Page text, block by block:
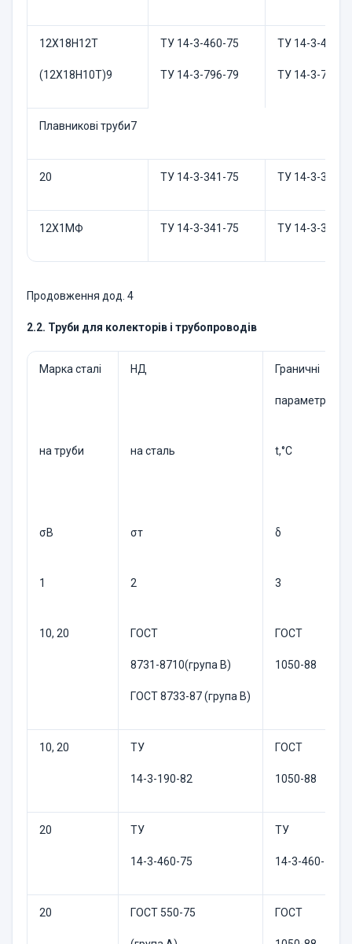
12Х18Н12Т
(12Х18Н10Т)9
ТУ 14-3-460-75
ТУ 14-3-796-79
ТУ 14-3-460-
ТУ 14-3-796-
Плавникові труби7
20 ТУ 14-3-341-75 ТУ 14-3-341-
12Х1МФ ТУ 14-3-341-75 ТУ 14-3-341-
Продовження дод. 4
2.2. Труби для колекторів і трубопроводів
Марка сталі НД Граничні
параметри
на труби на сталь t,°C
σB σт δ
1 2 3
10, 20 ГОСТ
8731-8710(група В)
ГОСТ 8733-87 (група В)
ГОСТ
1050-88
10, 20 ТУ
14-3-190-82
ГОСТ
1050-88
20 ТУ
14-3-460-75
ТУ
14-3-460-75
20 ГОСТ 550-75 ГОСТ